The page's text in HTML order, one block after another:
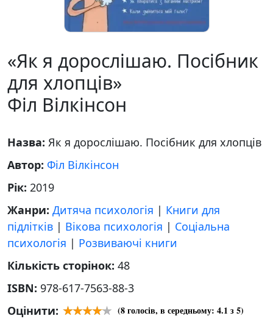
«Як я дорослішаю. Посібник
для хлопців»
Філ Вілкінсон
Назва: Як я дорослішаю. Посібник для хлопців
Автор: Філ Вілкінсон
Рік: 2019
Жанри: Дитяча психологія | Книги для
підлітків | Вікова психологія | Соціальна
психологія | Розвиваючі книги
Кількість сторінок: 48
ISBN: 978-617-7563-88-3
Оцінити:
(8голосів, в середньому: 4.1 з 5)